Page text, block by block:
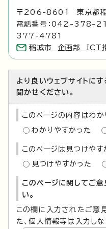
〒206-8601 東京都稲
電話番号：042-378-
377-4781
稲城市 企画部 ICT
より良いウェブサイトに
聞かせください。
このページの内容はわ
わかりやすかった
このページは見つけやす
見つけやすかった
このページに関してご
い。
この欄に入力されたご意
た、個人情報等は入力しな